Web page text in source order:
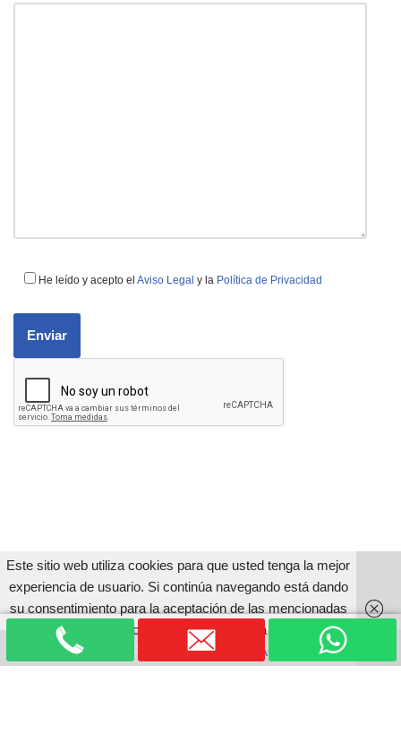
He leído y acepto el Aviso Legal y la Política de Privacidad
| Funciona gracias a WordPress
Este sitio web utiliza cookies para que usted tenga la mejor
experiencia de usuario. Si continúa navegando está dando
su consentimiento para la aceptación de las mencionadas
cookies y la aceptación de nuestra política de cookies,
pinche el enlace
mas informacion ACEPTAR